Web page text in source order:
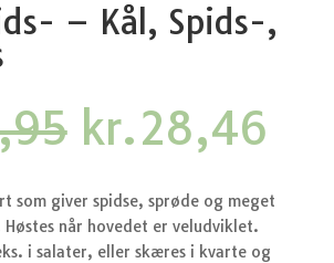
– Kål, Spids-,
Den
oprindelige
pris
var:
kr.37,95.
kr.28,46
er:
som giver spidse, sprøde og meget
når hovedet er veludviklet.
i salater, eller skæres i kvarte og